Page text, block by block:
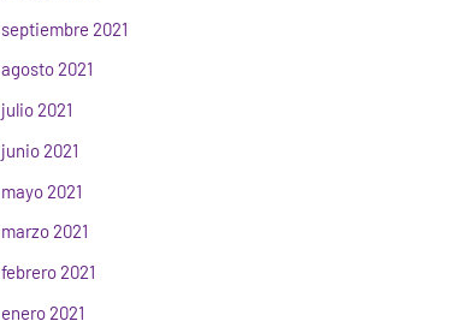
septiembre 2021
agosto 2021
julio 2021
junio 2021
mayo 2021
marzo 2021
febrero 2021
enero 2021